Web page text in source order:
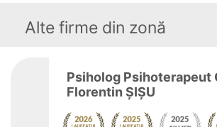
Alte firme din zonă
Psiholog Psihoterapeut
Florentin ȘIȘU